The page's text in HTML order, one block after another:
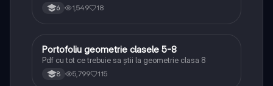
6 1,549 18
Matematică
Portofoliu geometrie clasele 5-8
Pdf cu tot ce trebuie sa știi la geometrie clasa 8
8 5,799 115